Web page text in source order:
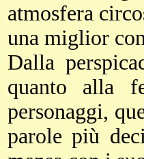
atmosfera
una miglior
Dalla
quanto alla
personaggi,
parole più